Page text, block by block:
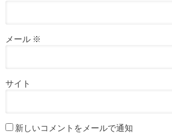
メール ※
サイト
新しいコメントをメールで通知